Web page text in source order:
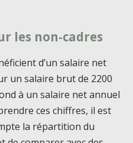
les non-cadres
d’un salaire net
un salaire brut de 2200
à un salaire net annuel
ces chiffres, il est
la répartition du